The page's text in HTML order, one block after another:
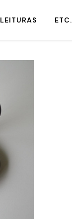
LEITURAS ETC.